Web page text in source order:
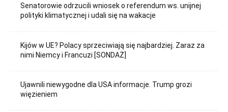
Senatorowie odrzucili wniosek o referendum ws. unijnej
polityki klimatycznej i udali się na wakacje
Kijów w UE? Polacy sprzeciwiają się najbardziej. Zaraz za
nimi Niemcy i Francuzi [SONDAŻ]
Ujawnili niewygodne dla USA informacje. Trump grozi
więzieniem